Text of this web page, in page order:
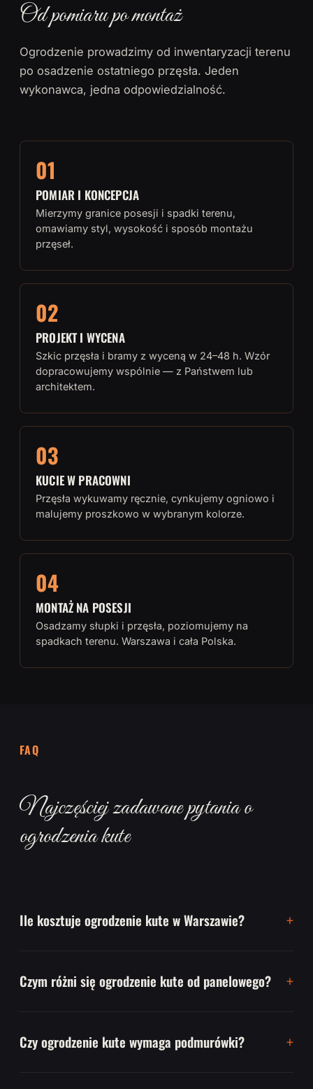
Od pomiaru po montaż
Ogrodzenie prowadzimy od inwentaryzacji terenu
po osadzenie ostatniego przęsła. Jeden
wykonawca, jedna odpowiedzialność.
01
POMIAR I KONCEPCJA
Mierzymy granice posesji i spadki terenu,
omawiamy styl, wysokość i sposób montażu
przęseł.
02
PROJEKT I WYCENA
Szkic przęsła i bramy z wyceną w 24–48 h. Wzór
dopracowujemy wspólnie — z Państwem lub
architektem.
03
KUCIE W PRACOWNI
Przęsła wykuwamy ręcznie, cynkujemy ogniowo i
malujemy proszkowo w wybranym kolorze.
04
MONTAŻ NA POSESJI
Osadzamy słupki i przęsła, poziomujemy na
spadkach terenu. Warszawa i cała Polska.
FAQ
Najczęściej zadawane pytania o
ogrodzenia kute
Ile kosztuje ogrodzenie kute w Warszawie?
Czym różni się ogrodzenie kute od panelowego?
Czy ogrodzenie kute wymaga podmurówki?